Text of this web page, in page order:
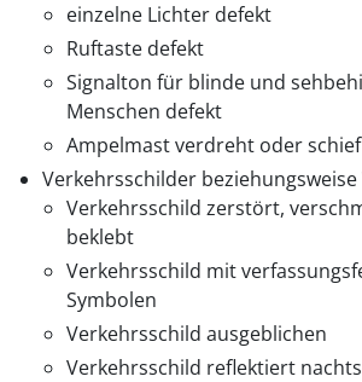
einzelne Lichter defekt
Ruftaste defekt
Signalton für blinde und
Menschen defekt
Ampelmast verdreht oder schief
Verkehrsschilder
Verkehrsschild zerstört,
beklebt
Verkehrsschild mit
Symbolen
Verkehrsschild ausgeblichen
Verkehrsschild reflektiert